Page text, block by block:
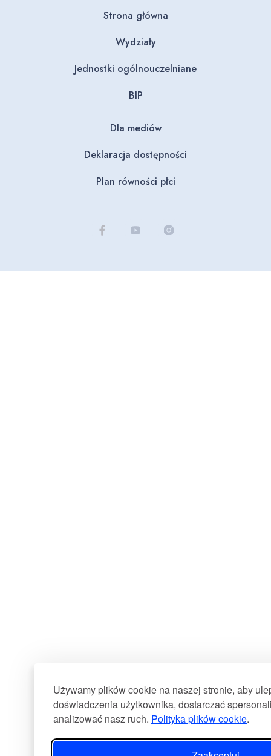
Używamy plików cookie na naszej stronie, aby
doświadczenia użytkownika, dostarczać
analizować nasz ruch. Polityka plików cookie.
Strona główna
Wydziały
Jednostki ogólnouczelniane
BIP
Dla mediów
Deklaracja dostępności
Plan równości płci